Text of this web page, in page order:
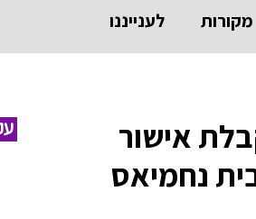
מקורות לענייננו
אישור
נחמיאס